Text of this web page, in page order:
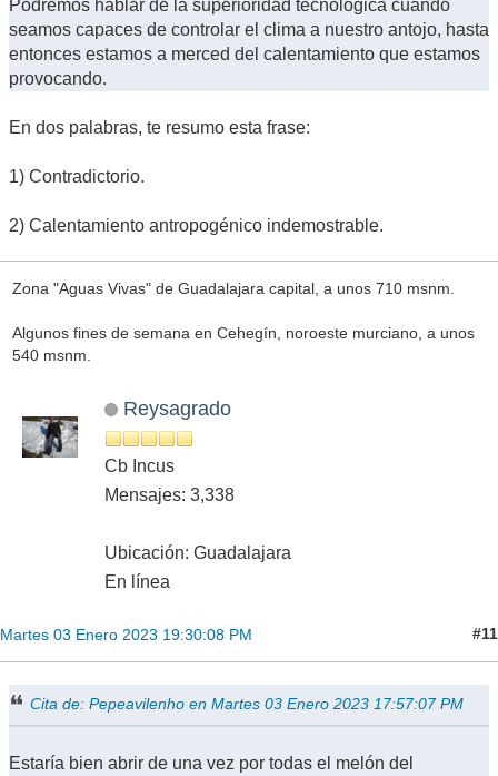
Podremos hablar de la superioridad tecnológica cuando
seamos capaces de controlar el clima a nuestro antojo, hasta
entonces estamos a merced del calentamiento que estamos
provocando.
En dos palabras, te resumo esta frase:
1) Contradictorio.
2) Calentamiento antropogénico indemostrable.
Zona "Aguas Vivas" de Guadalajara capital, a unos 710 msnm.
Algunos fines de semana en Cehegín, noroeste murciano, a unos
540 msnm.
Reysagrado
Cb Incus
Mensajes: 3,338
Ubicación: Guadalajara
En línea
Martes 03 Enero 2023 19:30:08 PM #11
Cita de: Pepeavilenho en Martes 03 Enero 2023 17:57:07 PM
Estaría bien abrir de una vez por todas el melón del